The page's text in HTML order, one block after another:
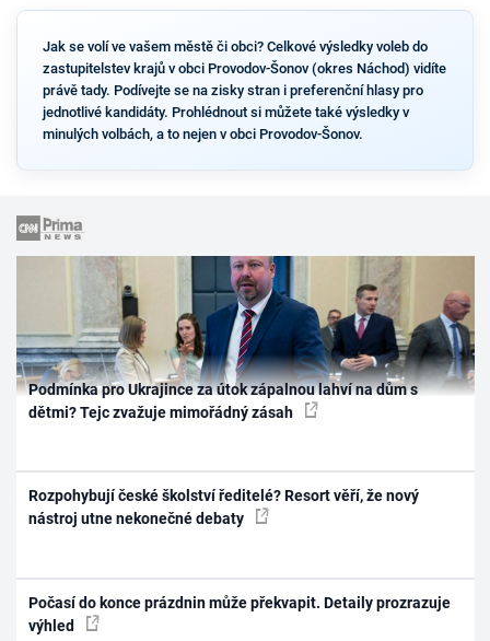
Jak se volí ve vašem městě či obci? Celkové výsledky voleb do
zastupitelstev krajů v obci Provodov-Šonov (okres Náchod) vidíte
právě tady. Podívejte se na zisky stran i preferenční hlasy pro
jednotlivé kandidáty. Prohlédnout si můžete také výsledky v
minulých volbách, a to nejen v obci Provodov-Šonov.
Podmínka pro Ukrajince za útok zápalnou lahví na dům s
dětmi? Tejc zvažuje mimořádný zásah
Rozpohybují české školství ředitelé? Resort věří, že nový
nástroj utne nekonečné debaty
Počasí do konce prázdnin může překvapit. Detaily prozrazuje
výhled